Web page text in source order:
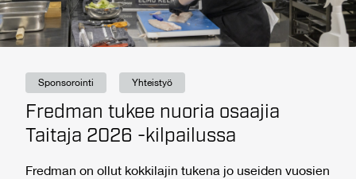
Sponsorointi Yhteistyö
Fredman tukee nuoria osaajia
Taitaja 2026 -kilpailussa
Fredman on ollut kokkilajin tukena jo useiden vuosien